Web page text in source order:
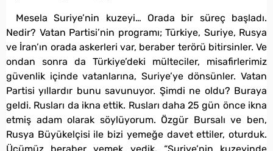
Mesela Suriye’nin kuzeyi… Orada bir süreç başladı.
Nedir? Vatan Partisi’nin programı; Türkiye, Suriye, Rusya
ve İran’ın orada askerleri var, beraber terörü bitirsinler. Ve
ondan sonra da Türkiye’deki mülteciler, misafirlerimiz
güvenlik içinde vatanlarına, Suriye’ye dönsünler. Vatan
Partisi yıllardır bunu savunuyor. Şimdi ne oldu? Buraya
geldi. Rusları da ikna ettik. Rusları daha 25 gün önce ikna
etmiş adam olarak söylüyorum. Özgür Bursalı ve ben,
Rusya Büyükelçisi ile bizi yemeğe davet ettiler, oturduk.